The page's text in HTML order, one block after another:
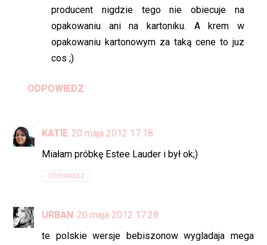
producent nigdzie tego nie obiecuje na
opakowaniu ani na kartoniku. A krem w
opakowaniu kartonowym za taką cene to juz
cos ;)
ODPOWIEDZ
KATIE 20 maja 2012 17:18
Miałam próbkę Estee Lauder i był ok;)
ODPOWIEDZ
URBAN 20 maja 2012 17:28
te polskie wersje bebiszonow wygladaja mega